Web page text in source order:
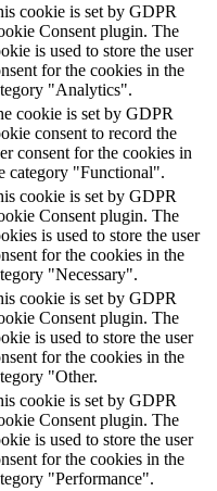
cookie is set by GDPR
Consent plugin. The
is used to store the user
for the cookies in the
"Analytics".
cookie is set by GDPR
consent to record the
consent for the cookies in
category "Functional".
cookie is set by GDPR
Consent plugin. The
is used to store the user
for the cookies in the
"Necessary".
cookie is set by GDPR
Consent plugin. The
is used to store the user
for the cookies in the
"Other.
cookie is set by GDPR
Consent plugin. The
is used to store the user
for the cookies in the
"Performance".